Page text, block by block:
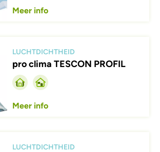
Meer info
LUCHTDICHTHEID
pro clima TESCON PROFIL
Meer info
LUCHTDICHTHEID